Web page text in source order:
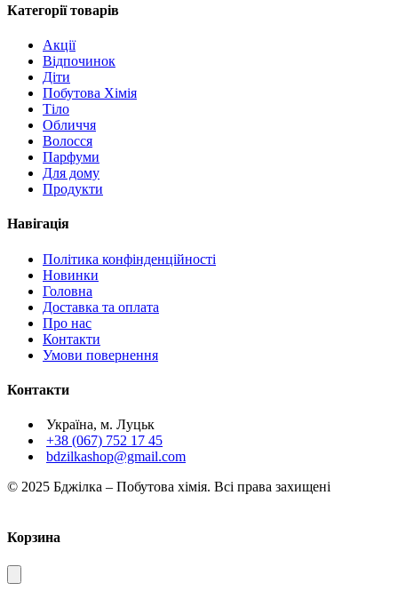
Категорії товарів
Акції
Відпочинок
Діти
Побутова Хімія
Тіло
Обличчя
Волосся
Парфуми
Для дому
Продукти
Навігація
Політика конфінденційності
Новинки
Головна
Доставка та оплата
Про нас
Контакти
Умови повернення
Контакти
Україна, м. Луцьк
+38 (067) 752 17 45
bdzilkashop@gmail.com
© 2025 Бджілка – Побутова хімія. Всі права захищені
Корзина